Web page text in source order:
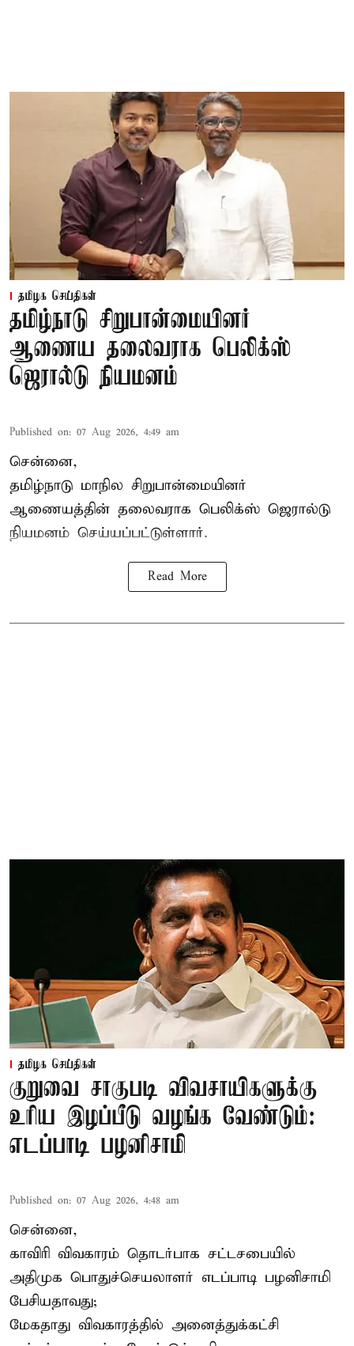
தமிழக செய்திகள்
தமிழ்நாடு சிறுபான்மையினர்
ஆணைய தலைவராக பெலிக்ஸ்
ஜெரால்டு நியமனம்
Published on: 07 Aug 2026, 4:49 am
சென்னை,
தமிழ்நாடு மாநில சிறுபான்மையினர்
ஆணையத்தின் தலைவராக பெலிக்ஸ் ஜெரால்டு
நியமனம் செய்யப்பட்டுள்ளார்.
Read More
தமிழக செய்திகள்
குறுவை சாகுபடி விவசாயிகளுக்கு
உரிய இழப்பீடு வழங்க வேண்டும்:
எடப்பாடி பழனிசாமி
Published on: 07 Aug 2026, 4:48 am
சென்னை,
காவிரி விவகாரம் தொடர்பாக சட்டசபையில்
அதிமுக பொதுச்செயலாளர் எடப்பாடி பழனிசாமி
பேசியதாவது;
மேகதாது விவகாரத்தில் அனைத்துக்கட்சி